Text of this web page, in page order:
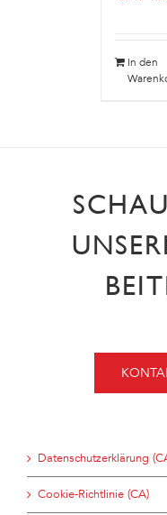
In den
Datenschutzerklärung
Cookie-Richtlinie (CA)